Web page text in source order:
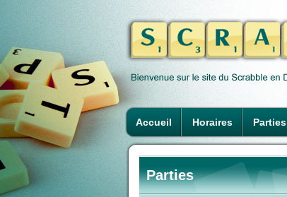
Accueil Horaires Parties
Parties